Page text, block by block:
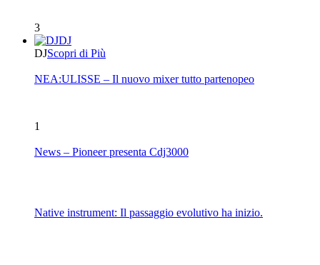
3
DJ
DJScopri di Più
NEA:ULISSE – Il nuovo mixer tutto partenopeo
1
News – Pioneer presenta Cdj3000
Native instrument: Il passaggio evolutivo ha inizio.